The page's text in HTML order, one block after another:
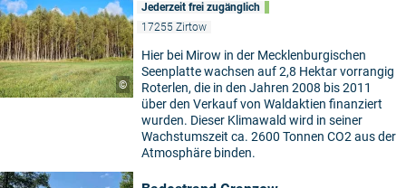
©
Jederzeit frei zugänglich
17255 Zirtow
Hier bei Mirow in der Mecklenburgischen
Seenplatte wachsen auf 2,8 Hektar vorrangig
Roterlen, die in den Jahren 2008 bis 2011
über den Verkauf von Waldaktien finanziert
wurden. Dieser Klimawald wird in seiner
Wachstumszeit ca. 2600 Tonnen CO2 aus der
Atmosphäre binden.